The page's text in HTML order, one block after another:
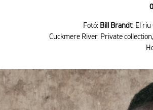
Fotó: Bill Brandt: El riu
Cuckmere River. Private